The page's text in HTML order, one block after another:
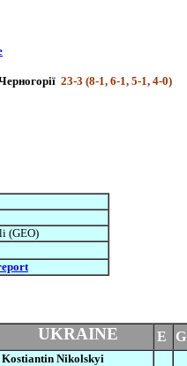
23-3 (8-1, 6-1, 5-1, 4-0)
(GEO)
UKRAINE E G
Kostiantin Nikolskyi